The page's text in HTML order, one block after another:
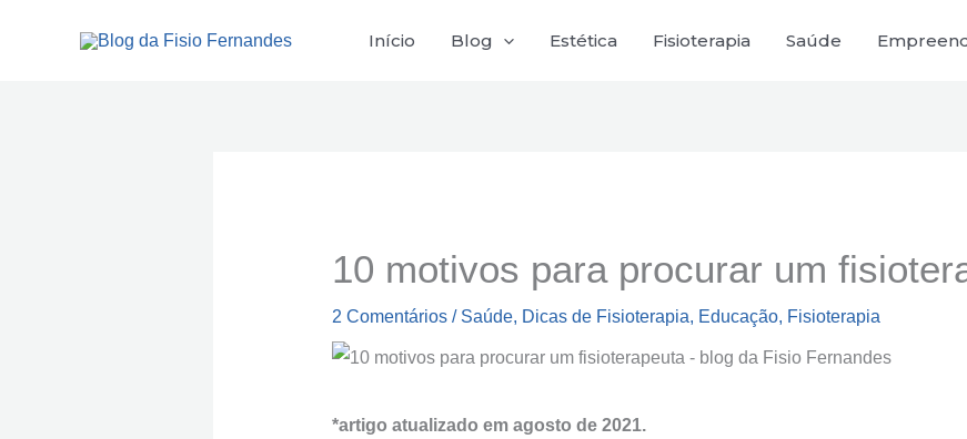
Início Blog Estética Fisioterapia Saúde
10 motivos para procurar um
2 Comentários / Saúde, Dicas de Fisioterapia, Educação, Fisioterapia
*artigo atualizado em agosto de 2021.